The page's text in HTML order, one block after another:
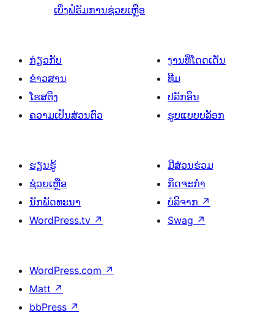
ເບິ່ງຟໍຣັມການຊ່ວຍເຫຼືອ
ກ່ຽວກັບ
ຂ່າວສານ
ໂຮສຕິງ
ຄວາມເປັນສ່ວນຕົວ
ງານທີ່ໂດດເດັ່ນ
ທີມ
ປລັກອິນ
ຮູບແບບບລັອກ
ຮຽນຮູ້
ຊ່ວຍເຫຼືອ
ນັກພັດທະນາ
WordPress.tv ↗
ມີສ່ວນຮ່ວມ
ກິດຈະກຳ
ບໍລິຈາກ ↗
Swag ↗
WordPress.com ↗
Matt ↗
bbPress ↗